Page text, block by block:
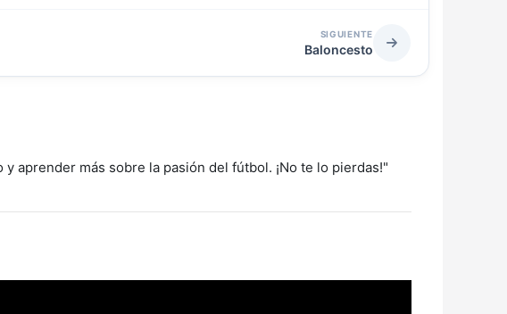
SIGUIENTE
Baloncesto
aprender más sobre la pasión del fútbol. ¡No te lo pierdas!"